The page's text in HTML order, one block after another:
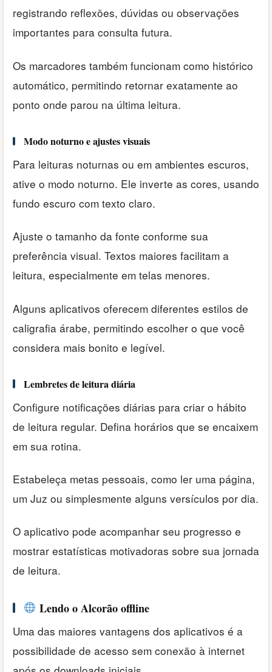
registrando reflexões, dúvidas ou observações
importantes para consulta futura.
Os marcadores também funcionam como histórico
automático, permitindo retornar exatamente ao
ponto onde parou na última leitura.
Modo noturno e ajustes visuais
Para leituras noturnas ou em ambientes escuros,
ative o modo noturno. Ele inverte as cores, usando
fundo escuro com texto claro.
Ajuste o tamanho da fonte conforme sua
preferência visual. Textos maiores facilitam a
leitura, especialmente em telas menores.
Alguns aplicativos oferecem diferentes estilos de
caligrafia árabe, permitindo escolher o que você
considera mais bonito e legível.
Lembretes de leitura diária
Configure notificações diárias para criar o hábito
de leitura regular. Defina horários que se encaixem
em sua rotina.
Estabeleça metas pessoais, como ler uma página,
um Juz ou simplesmente alguns versículos por dia.
O aplicativo pode acompanhar seu progresso e
mostrar estatísticas motivadoras sobre sua jornada
de leitura.
Lendo o Alcorão offline
Uma das maiores vantagens dos aplicativos é a
possibilidade de acesso sem conexão à internet